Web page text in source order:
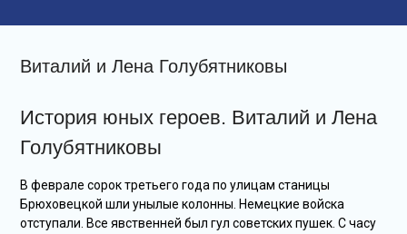
Виталий и Лена Голубятниковы
История юных героев. Виталий и Лена
Голубятниковы
В феврале сорок третьего года по улицам станицы
Брюховецкой шли унылые колонны. Немецкие войска
отступали. Все явственней был гул советских пушек. С часу